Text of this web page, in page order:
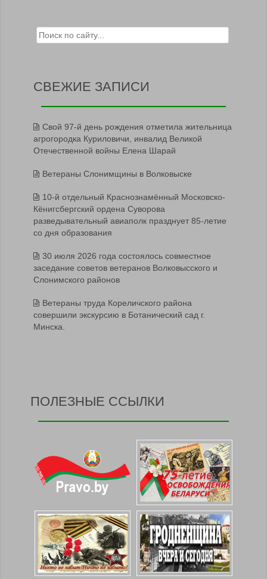
Search for:
СВЕЖИЕ ЗАПИСИ
Свой 97-й день рождения отметила жительница
агрогородка Куриловичи, инвалид Великой
Отечественной войны Елена Шарай
Ветераны Слонимщины в Волковыске
10-й отдельный Краснознамённый Московско-
Кёнигсбергский ордена Суворова
разведывательный авиаполк празднует 85-летие
со дня образования
30 июля 2026 года состоялось совместное
заседание советов ветеранов Волковысского и
Слонимского районов
Ветераны труда Кореличского района
совершили экскурсию в Ботанический сад г.
Минска.
ПОЛЕЗНЫЕ ССЫЛКИ